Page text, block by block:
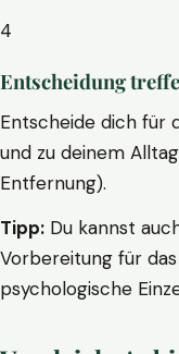
4
Entscheidung
Entscheide dich für
und zu deinem
Entfernung).
Tipp: Du kannst
Vorbereitung für
psychologische